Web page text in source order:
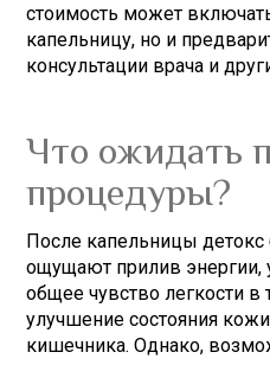
стоимость может
капельницу, но и
консультации врача и
Что ожидать
процедуры?
После капельницы
ощущают прилив энергии,
общее чувство легкости
улучшение состояния
кишечника. Однако,